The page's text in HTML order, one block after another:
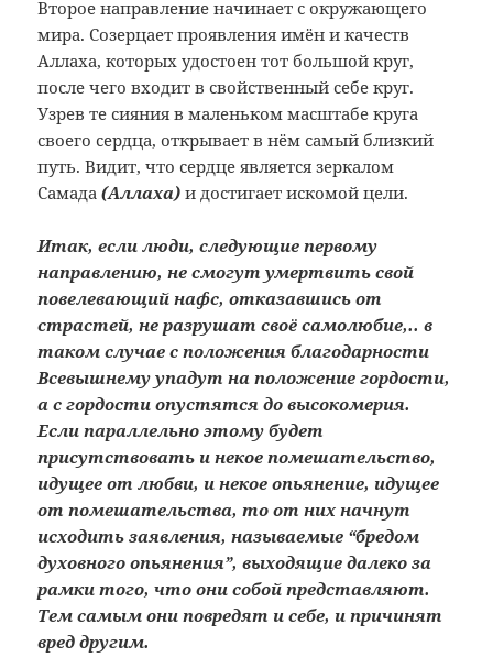
Второе направление начинает с окружающего
мира. Созерцает проявления имён и качеств
Аллаха, которых удостоен тот большой круг,
после чего входит в свойственный себе круг.
Узрев те сияния в маленьком масштабе круга
своего сердца, открывает в нём самый близкий
путь. Видит, что сердце является зеркалом
Самада(Аллаха) и достигает искомой цели.
Итак, если люди, следующие первому
направлению, не смогут умертвить свой
повелевающий нафс, отказавшись от
страстей, не разрушат своё самолюбие,.. в
таком случае с положения благодарности
Всевышнему упадут на положение гордости,
а с гордости опустятся до высокомерия.
Если параллельно этому будет
присутствовать и некое помешательство,
идущее от любви, и некое опьянение, идущее
от помешательства, то от них начнут
исходить заявления, называемые “бредом
духовного опьянения”, выходящие далеко за
рамки того, что они собой представляют.
Тем самым они повредят и себе, и причинят
вред другим.